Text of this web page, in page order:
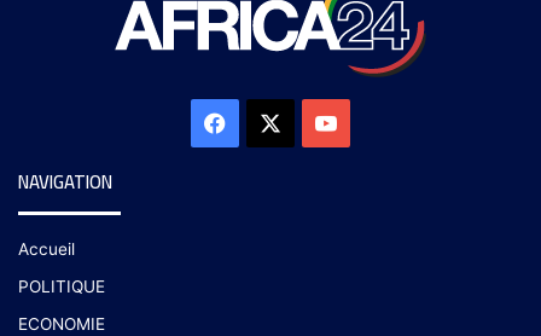
NAVIGATION
Accueil
POLITIQUE
ECONOMIE